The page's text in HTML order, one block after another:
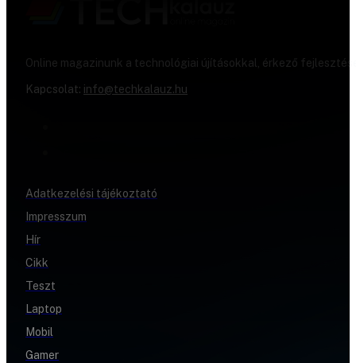
Online magazinunk a technológiai újításokkal, érkező
Kapcsolat: info@techkalauz.hu
Adatkezelési tájékoztató
Impresszum
Hír
Cikk
Teszt
Laptop
Mobil
Gamer